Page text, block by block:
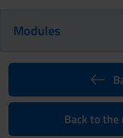
Modules
Back to